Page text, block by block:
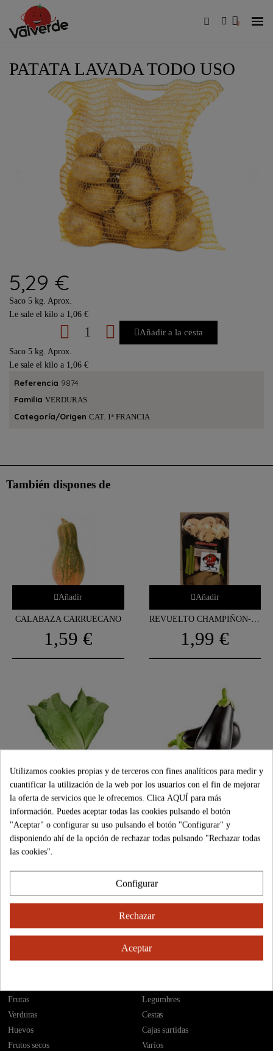
PATATA LAVADA TODO USO
5,29 €
Saco 5 kg. Aprox.
Le sale el kilo a 1,06 €
Añadir a la cesta
Saco 5 kg. Aprox.
Le sale el kilo a 1,06 €
Referencia 9874
Familia VERDURAS
Categoría/Origen CAT. 1ª FRANCIA
También dispones de
Añadir
CALABAZA CARRUECANO
1,59 €
Añadir
1,99 €
Añadir
LECHUGA ROMANA
1,99 €
Añadir
BERENJENA NEGRA
2,49 €
¿Cómo comprar?
Envíos
Calidad
Formas de pago
Contáctenos
Nuestras tiendas
Frutas
Verduras
Huevos
Frutos secos
Legumbres
Cestas
Cajas surtidas
Varios
Utilizamos cookies propias y de terceros con fines analíticos para medir y
cuantificar la utilización de la web por los usuarios con el fin de mejorar
la oferta de servicios que le ofrecemos. Clica AQUÍ para más
información. Puedes aceptar todas las cookies pulsando el botón
"Aceptar" o configurar su uso pulsando el botón "Configurar" y
disponiendo ahí de la opción de rechazar todas pulsando "Rechazar todas
las cookies".
Configurar
Rechazar
Aceptar